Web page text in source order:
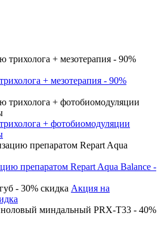
+ мезотерапия - 90%
+ фотобиомодуляции
препаратом Repart Aqua Balance -
Акция на